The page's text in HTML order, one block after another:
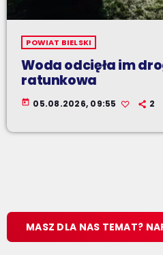
POWIAT BIELSKI
Woda odcięła im
ratunkowa
today 05.08.2026, 09:55 2
MASZ DLA NAS TEMAT?